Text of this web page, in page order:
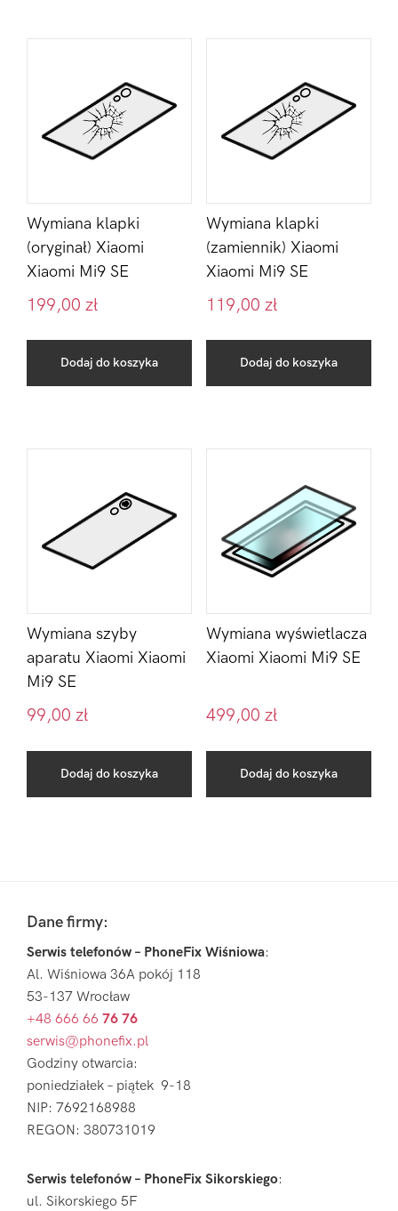
Wymiana klapki
(oryginał) Xiaomi
Xiaomi Mi9 SE
199,00 zł
Dodaj do koszyka
Wymiana klapki
(zamiennik) Xiaomi
Xiaomi Mi9 SE
119,00 zł
Dodaj do koszyka
Wymiana szyby
aparatu Xiaomi Xiaomi
Mi9 SE
99,00 zł
Dodaj do koszyka
Wymiana wyświetlacza
Xiaomi Xiaomi Mi9 SE
499,00 zł
Dodaj do koszyka
Sidebar
FooterDane firmy:
Serwis telefonów – PhoneFix Wiśniowa:
Al. Wiśniowa 36A pokój 118
53-137 Wrocław
+48 666 66 76 76
serwis@phonefix.pl
Godziny otwarcia:
poniedziałek – piątek 9-18
NIP: 7692168988
REGON: 380731019
Serwis telefonów – PhoneFix Sikorskiego:
ul. Sikorskiego 5F